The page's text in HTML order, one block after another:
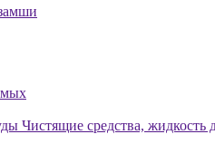
Чистящие средства, жидкость